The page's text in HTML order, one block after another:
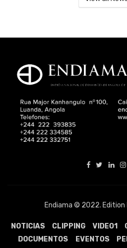
Endiama © 2022. Edition
NOTICIAS CLIPPING VIDEO1
DOCUMENTOS
EVENTOS